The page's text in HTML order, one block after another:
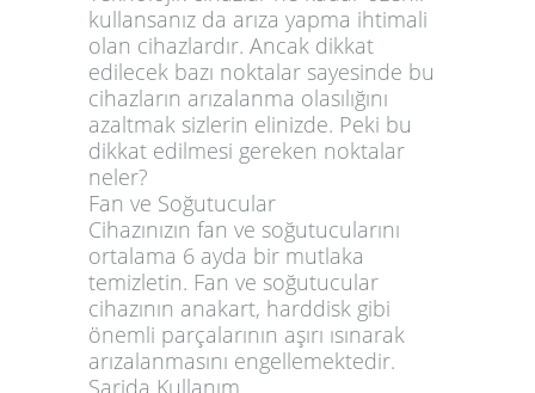
kullansanız da arıza yapma ihtimali
olan cihazlardır. Ancak dikkat
edilecek bazı noktalar sayesinde bu
cihazların arızalanma olasılığını
azaltmak sizlerin elinizde. Peki bu
dikkat edilmesi gereken noktalar
neler?
Fan ve Soğutucular
Cihazınızın fan ve soğutucularını
ortalama 6 ayda bir mutlaka
temizletin. Fan ve soğutucular
cihazının anakart, harddisk gibi
önemli parçalarının aşırı ısınarak
arızalanmasını engellemektedir.
Şarjda Kullanım